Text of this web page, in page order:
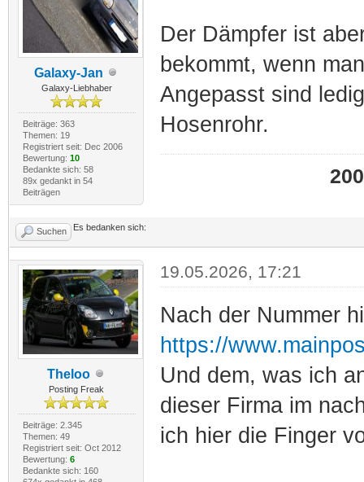
Galaxy-Jan
Galaxy-Liebhaber
Beiträge: 363
Themen: 19
Registriert seit: Dec 2006
Bewertung: 10
Bedankte sich: 58
89x gedankt in 54
Beiträgen
Der Dämpfer ist
bekommt, wenn
Angepasst sind
Hosenrohr.
Suchen Es bedanken sich:
Theloo
Posting Freak
Beiträge: 2.345
Themen: 49
Registriert seit: Oct 2012
Bewertung: 6
Bedankte sich: 160
19.05.2026, 17:21
Nach der Nummer
https://
Und dem, was ich
dieser Firma im
ich hier die Finger